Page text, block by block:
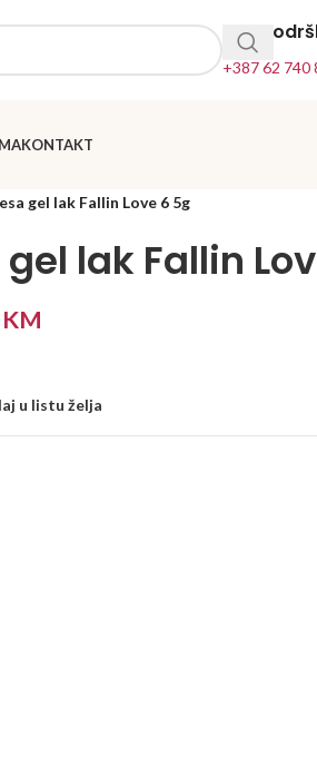
24h
+387 62 740
KONTAKT
gel lak Fallin Love 6 5g
lak Fallin
KM
u listu želja